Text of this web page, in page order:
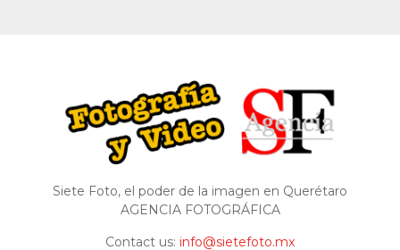
Siete Foto, el poder de la imagen en Querétaro
AGENCIA FOTOGRÁFICA
Contact us: info@sietefoto.mx